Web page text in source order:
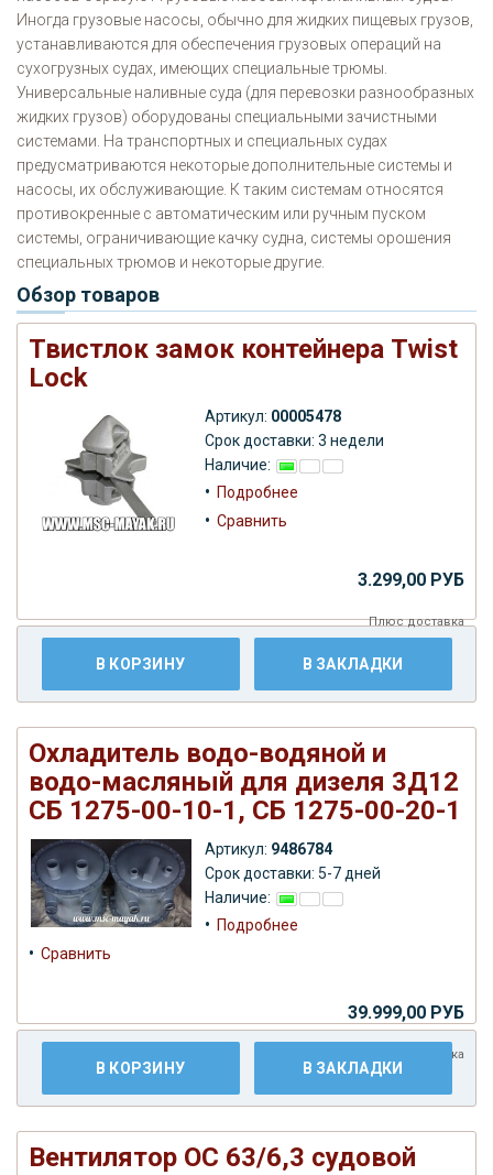
Иногда грузовые насосы, обычно для жидких пищевых грузов,
устанавливаются для обеспечения грузовых операций на
сухогрузных судах, имеющих специальные трюмы.
Универсальные наливные суда (для перевозки разнообразных
жидких грузов) оборудованы специальными зачистными
системами. На транспортных и специальных судах
предусматриваются некоторые дополнительные системы и
насосы, их обслуживающие. К таким системам относятся
противокренные с автоматическим или ручным пуском
системы, ограничивающие качку судна, системы орошения
специальных трюмов и некоторые другие.
Обзор товаров
Твистлок замок контейнера Twist
Lock
Артикул: 00005478
Срок доставки: 3 недели
Наличие:
• Подробнее
• Сравнить
3.299,00 РУБ
Плюсдоставка
В КОРЗИНУ В ЗАКЛАДКИ
Охладитель водо-водяной и
водо-масляный для дизеля 3Д12
СБ 1275-00-10-1, СБ 1275-00-20-1
Артикул: 9486784
Срок доставки: 5-7 дней
Наличие:
• Подробнее
• Сравнить
39.999,00 РУБ
доставка
В КОРЗИНУ В ЗАКЛАДКИ
Вентилятор ОС 63/6,3 судовой